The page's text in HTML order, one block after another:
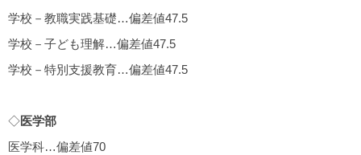
学校－教職実践基礎…偏差値47.5
学校－子ども理解…偏差値47.5
学校－特別支援教育…偏差値47.5
◇医学部
医学科…偏差値70